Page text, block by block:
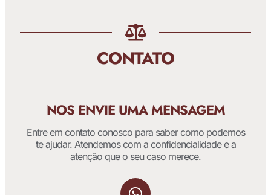
CONTATO
NOS ENVIE UMA MENSAGEM
Entre em contato conosco para saber como podemos
te ajudar. Atendemos com a confidencialidade e a
atenção que o seu caso merece.